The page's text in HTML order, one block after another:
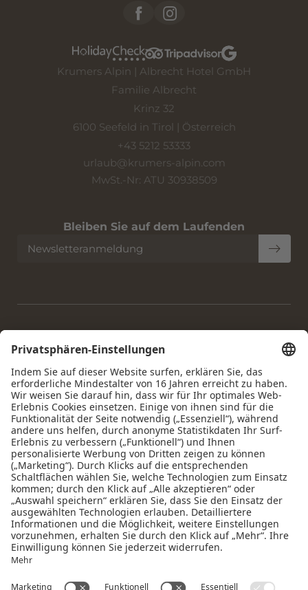
Krumers Alpin | Albrecht Hotel GmbH
Familie Albrecht
Krinz 32
6100 Seefeld in Tirol | Österreich
+43 5212 53333
urlaub@krumers-alpin.com
MwSt.-Nr: ATU 30938509
Bleiben Sie auf dem Laufenden
Newsletteranmeldung
Home|Impressum|Datenschutz
Alpin | Albrecht Hotel GmbH
Interessante Seiten:
Hotel Seefeld Tirol| Seefeld übernachten| Restaurant
Seefeld Tirol |Hundehotel Tirol|Wellnesshotel Tirol 4 Sterne
| Day Spa Seefeld Tirol|Urlaub Seefeld Tirol |
Sehenswürdigkeiten Seefeld |Hotel in Seefeld mit Pool |
Yogahotel Tirol | Seefeld biken| Seefeld langlaufen
wandern